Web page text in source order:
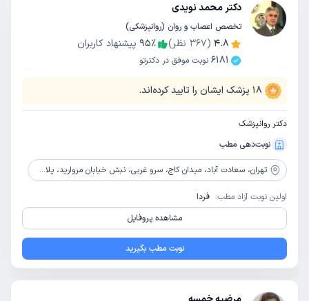
دکتر محمد نویدی
تخصص اعصاب و روان (روانپزشکی)
4.8
(
367 نظر) 95٪
پیشنهاد کاربران
6181 نوبت موفق در دکترتو
18 پزشک ایشان را تایید کرده‌اند.
دکتر روانپزشک
نوبت‌دهی مطب
تهران، سعادت آباد، میدان کاج، سرو غربی، نبش خیابان مروارید، پلاک 2، واحد 29
اولین نوبت آزاد مطب: فردا
مشاهده پروفایل
نوبت مطب بگیرید